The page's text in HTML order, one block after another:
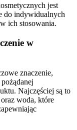
jest
do indywidualnych
ich stosowania.
w
znaczenie,
Najczęściej są to
woda, które